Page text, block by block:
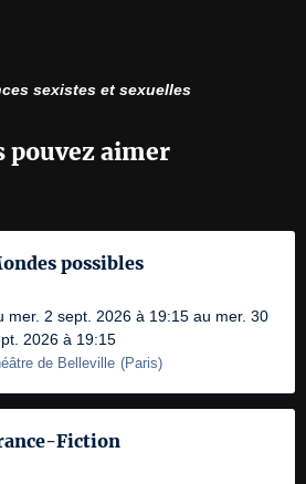
sexistes et sexuelles
pouvez aimer
possibles
mer. 2 sept. 2026 à 19:15 au mer. 30
2026 à 19:15
de Belleville (Paris)
Fiction